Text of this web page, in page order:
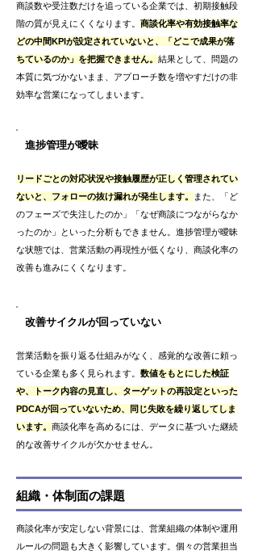
商談数や受注数だけを追っている企業では、初期接触段
階の質が見えにくくなります。 商談化率や有効接触率な
どの中間KPIが設定されていないと、「どこで成果が落
ちているのか」を把握できません。 結果として、問題の
本質に気づかないまま、アプローチ数を増やすだけの非
効率な営業になってしまいます。
進捗管理が曖昧
リードごとの対応状況や接触履歴が正しく管理されてい
ないと、フォローの抜け漏れが発生します。
また、「ど
のフェーズで失注したのか」「なぜ商談につながらなか
ったのか」といった分析もできません。進捗管理が曖昧
な状態では、営業活動の再現性が低くなり、商談化率の
改善も進みにくくなります。
改善サイクルが回っていない
営業活動を振り返る仕組みがなく、感覚的な改善に頼っ
ている企業も多く見られます。 数値をもとにした検証
や、トーク内容の見直し、ターゲットの再設定といった
PDCAが回っていないため、同じ失敗を繰り返してしま
います。 商談化率を高めるには、データに基づいた継続
的な改善サイクルが欠かせません。
組織・体制面の課題
商談化率が安定しない背景には、営業組織の体制や運用
ルールの問題も大きく影響しています。個々の営業担当